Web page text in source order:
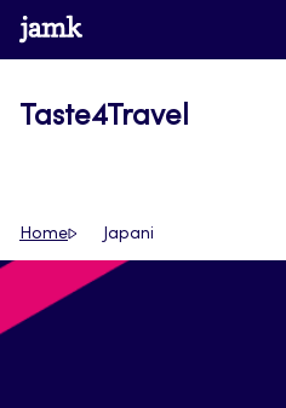
Siirry
suoraan
www.jamk.fi
Taste4Travel
Home Japani